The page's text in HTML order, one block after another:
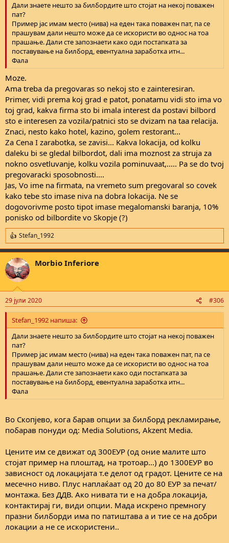
Дали знаете нешто за билбордите што стојат на некој поважен
пат?
Пример јас имам место (нива) на еден така поважен пат, па се
прашувам дали нешто може да се искористи во однос на тоа
прашање. Дали сте запознаети како оди постапката за
поставување на билборд, евентуална заработка итн...
Фала
Moze.
Ama treba da pregovaras so nekoj sto e zainteresiran.
Primer, vidi prema koj grad e patot, ponatamu vidi sto ima vo
toj grad, kakva firma sto bi imala interest da postavi bilbord
sto e interesen za vozila/patnici sto se dvizam na taa relacija.
Znaci, nesto kako hotel, kazino, golem restorant...
Za Cena I zarabotka, se zavisi... Kakva lokacija, od kolku
daleku bi se gledal bilbordot, dali ima moznost za struja za
nokno osvetluvanje, kolku vozila pominuvaat,..... Pa se do tvoj
pregovaracki sposobnosti....
Jas, Vo ime na firmata, na vremeto sum pregovaral so covek
kako tebe sto imase niva na dobra lokacija. Ne se
dogovorivme posto tipot imase megalomanski baranja, 10%
ponisko od bilbordite vo Skopje (?)
R
e
a
c
t
i
s
:
Stefan_1992
Morbio Inferiore
29 јули 2020 #306
Stefan_1992 напиша:
Дали знаете нешто за билбордите што стојат на некој поважен
пат?
Пример јас имам место (нива) на еден така поважен пат, па се
прашувам дали нешто може да се искористи во однос на тоа
прашање. Дали сте запознаети како оди постапката за
поставување на билборд, евентуална заработка итн...
Фала
Во Скопјево, кога барав опции за билборд рекламирање,
побарав понуди од: Media Solutions, Akzent Media.
Цените им се движат од 300ЕУР (од оние малите што
стојат пример на плоштад, на тротоар...) до 1300ЕУР во
зависност од локацијата т.е делот од градот. Цените се на
месечно ниво. Плус наплаќаат од 20 до 80 ЕУР за печат/
монтажа. Без ДДВ. Ако нивата ти е на добра локација,
контактирај ги, види опции. Мада искрено премногу
празни билборди има по патиштава а и тие се на добри
локации а не се искористени..